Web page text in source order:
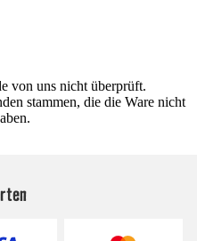
von uns nicht überprüft.
stammen, die die Ware nicht